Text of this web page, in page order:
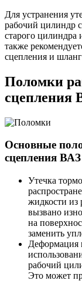
Для устранения
рабочий цилиндр
старого цилиндра
также
сцепления и
Поломки
сцепления
Основные
сцепления
Утечка
жидкости из
вызвано
на
заменить
Деформация
рабочий
Это может